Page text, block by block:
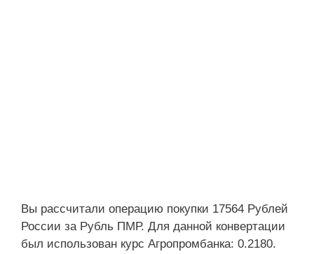
Вы рассчитали операцию покупки 17564 Рублей
России за Рубль ПМР. Для данной конвертации
был использован курс Агропромбанка: 0.2180.